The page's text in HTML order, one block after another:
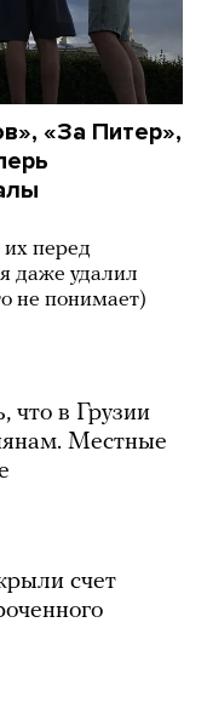
«За Питер»,
перед
даже удалил
не понимает)
что в Грузии
Местные
счет